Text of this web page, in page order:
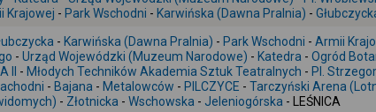
Krajowej - Park Wschodni - Karwińska (Dawna Pralnia) -
- Karwińska (Dawna Pralnia) - Park Wschodni - Armii
- Urząd Wojewódzki (Muzeum Narodowe) - Katedra - Ogród
II - Młodych Techników Akademia Sztuk Teatralnych - Pl.
- Bajana - Metalowców - PILCZYCE - Tarczyński Arena
- Złotnicka - Wschowska - Jeleniogórska - LEŚNICA